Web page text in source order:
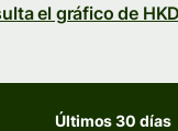
el gráfico de
Últimos 30 días